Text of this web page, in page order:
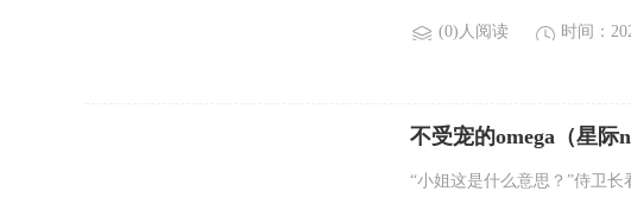
(0)人阅读 时间：
不受宠的omega（星际
“小姐这是什么意思？”侍卫